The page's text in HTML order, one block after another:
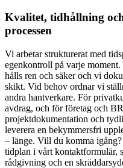
Kvalitet, tidhållning
processen
Vi arbetar strukturerat med
egenkontroll på varje
hålls ren och säker och vi
skikt. Vid behov ordnar vi
andra hantverkare. För
avdrag, och för företag och
projektdokumentation och
leverera en bekymmersfri
– länge. Vill du komma
tidplan i vårt kontaktformulär,
rådgivning och en